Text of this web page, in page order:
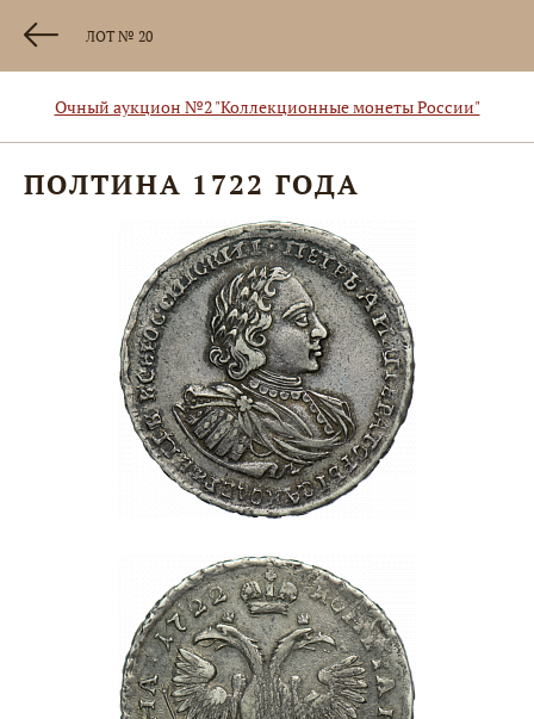
ЛОТ № 20
Очный аукцион №2 "Коллекционные монеты России"
ПОЛТИНА 1722 ГОДА